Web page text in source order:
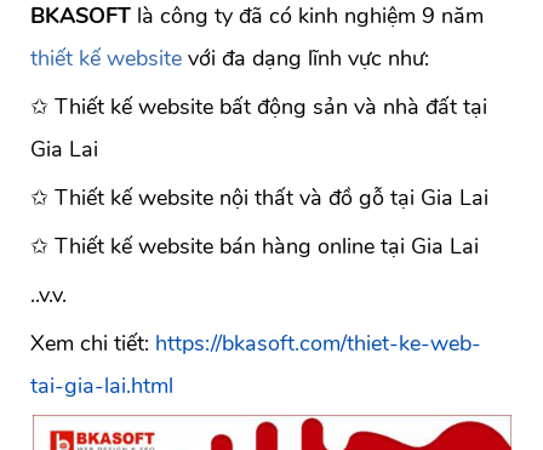
BKASOFT là công ty đã có kinh nghiệm 9 năm
thiết kế website với đa dạng lĩnh vực như:
✩ Thiết kế website bất động sản và nhà đất tại
Gia Lai
✩ Thiết kế website nội thất và đồ gỗ tại Gia Lai
✩ Thiết kế website bán hàng online tại Gia Lai
..v.v.
Xem chi tiết: https://bkasoft.com/thiet-ke-web-
tai-gia-lai.html